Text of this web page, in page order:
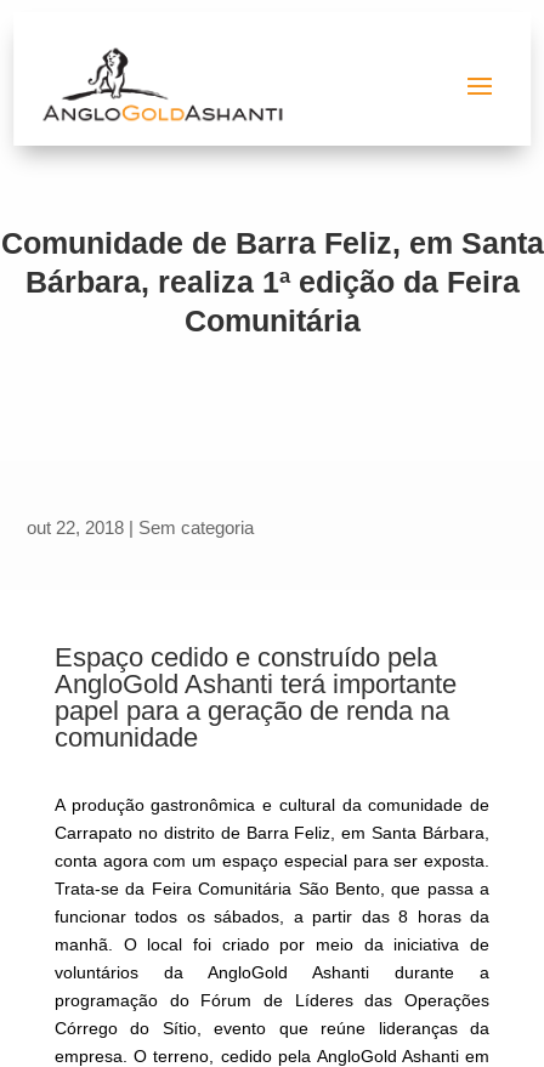
Comunidade de Barra Feliz, em Santa
Bárbara, realiza 1ª edição da Feira
Comunitária
out 22, 2018 | Sem categoria
Espaço cedido e construído pela
AngloGold Ashanti terá importante
papel para a geração de renda na
comunidade
A produção gastronômica e cultural da comunidade de
Carrapato no distrito de Barra Feliz, em Santa Bárbara,
conta agora com um espaço especial para ser exposta.
Trata-se da Feira Comunitária São Bento, que passa a
funcionar todos os sábados, a partir das 8 horas da
manhã. O local foi criado por meio da iniciativa de
voluntários da AngloGold Ashanti durante a
programação do Fórum de Líderes das Operações
Córrego do Sítio, evento que reúne lideranças da
empresa. O terreno, cedido pela AngloGold Ashanti em